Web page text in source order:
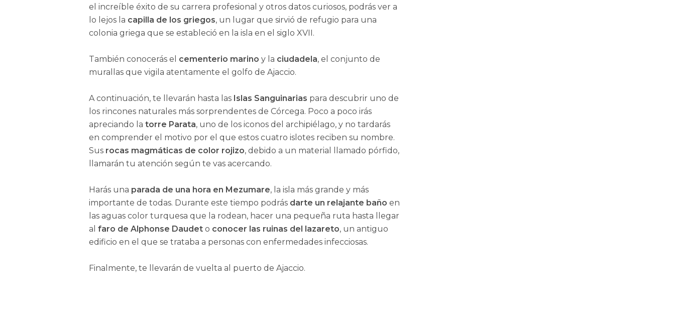
el increíble éxito de su carrera profesional y otros datos curiosos, podrás ver a
lo lejos la capilla de los griegos, un lugar que sirvió de refugio para una
colonia griega que se estableció en la isla en el siglo XVII.
También conocerás el cementerio marino y la ciudadela, el conjunto de
murallas que vigila atentamente el golfo de Ajaccio.
A continuación, te llevarán hasta las Islas Sanguinarias para descubrir uno de
los rincones naturales más sorprendentes de Córcega. Poco a poco irás
apreciando la torre Parata, uno de los iconos del archipiélago, y no tardarás
en comprender el motivo por el que estos cuatro islotes reciben su nombre.
Sus rocas magmáticas de color rojizo, debido a un material llamado pórfido,
llamarán tu atención según te vas acercando.
Harás una parada de una hora en Mezumare, la isla más grande y más
importante de todas. Durante este tiempo podrás darte un relajante baño en
las aguas color turquesa que la rodean, hacer una pequeña ruta hasta llegar
al faro de Alphonse Daudet o conocer las ruinas del lazareto, un antiguo
edificio en el que se trataba a personas con enfermedades infecciosas.
Finalmente, te llevarán de vuelta al puerto de Ajaccio.